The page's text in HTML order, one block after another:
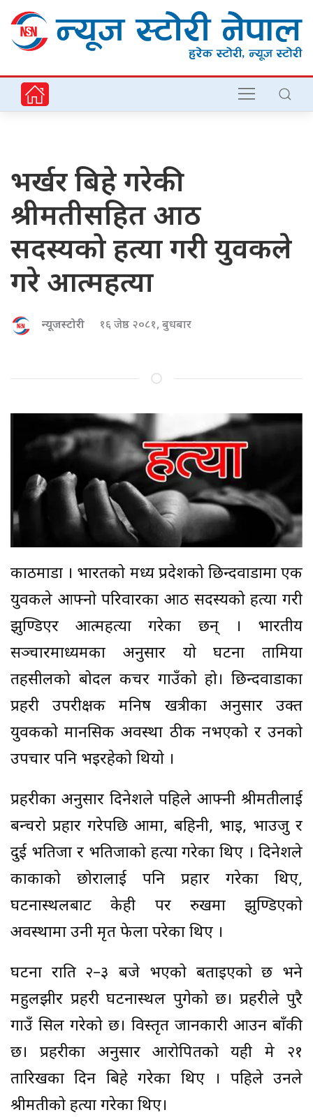
भर्खर बिहे गरेकी
श्रीमतीसहित आठ
सदस्यको हत्या गरी युवकले
गरे आत्महत्या
न्यूजस्टोरी १६ जेष्ठ २०८१, बुधबार
काठमाडौं । भारतको मध्य प्रदेशको छिन्दवाडामा एक
युवकले आफ्नो परिवारका आठ सदस्यको हत्या गरी
झुण्डिएर आत्महत्या गरेका छन् । भारतीय
सञ्चारमाध्यमका अनुसार यो घटना तामिया
तहसीलको बोदल कचर गाउँको हो। छिन्दवाडाका
प्रहरी उपरीक्षक मनिष खत्रीका अनुसार उक्त
युवकको मानसिक अवस्था ठीक नभएको र उनको
उपचार पनि भइरहेको थियो ।
प्रहरीका अनुसार दिनेशले पहिले आफ्नी श्रीमतीलाई
बन्चरो प्रहार गरेपछि आमा, बहिनी, भाइ, भाउजु र
दुई भतिजा र भतिजाको हत्या गरेका थिए । दिनेशले
काकाको छोरालाई पनि प्रहार गरेका थिए,
घटनास्थलबाट केही पर रुखमा झुण्डिएको
अवस्थामा उनी मृत फेला परेका थिए ।
घटना राति २–३ बजे भएको बताइएको छ भने
महुलझीर प्रहरी घटनास्थल पुगेको छ। प्रहरीले पुरै
गाउँ सिल गरेको छ। विस्तृत जानकारी आउन बाँकी
छ। प्रहरीका अनुसार आरोपितको यही मे २१
तारिखका दिन बिहे गरेका थिए । पहिले उनले
श्रीमतीको हत्या गरेका थिए।